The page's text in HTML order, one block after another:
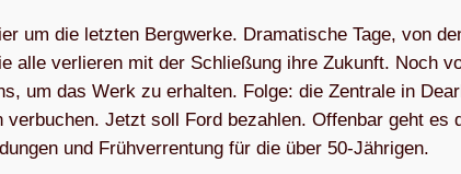
um die letz­ten Berg­werke. Drama­tische Tage, von
alle verlie­ren mit der Schlie­ßung ihre Zukunft. Noch
um das Werk zu erhal­ten. Folge: die Zen­trale in
verbu­chen. Jetzt soll Ford bezah­len. Offen­bar geht
und Früh­ver­ren­tung für die über 50-Jährigen.